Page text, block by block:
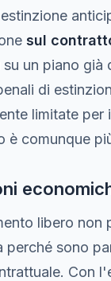
sul
un piano già
di
limitate per
è comunque
libero non
perché sono
Con